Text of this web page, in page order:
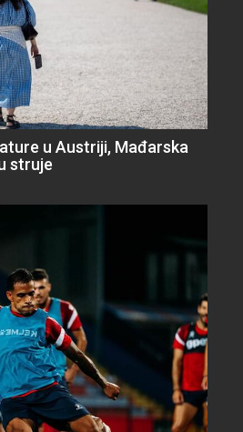
u Austriji, Mađarska
struje